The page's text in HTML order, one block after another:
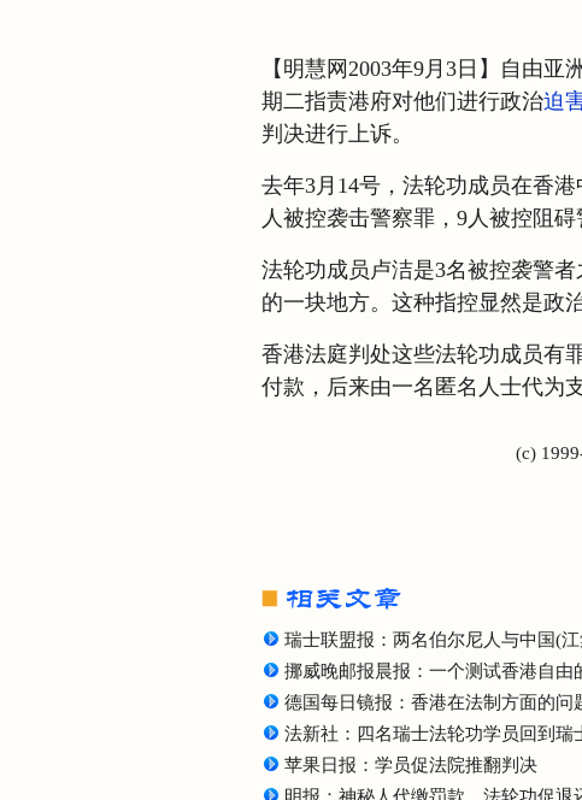
【明慧网2003年9月3日】自由
期二指责港府对他们进行政治迫
判决进行上诉。
去年3月14号，法轮功成员在香
人被控袭击警察罪，9人被控阻碍
法轮功成员卢洁是3名被控袭警
的一块地方。这种指控显然是政
香港法庭判处这些法轮功成员有
付款，后来由一名匿名人士代为支
(c)
瑞士联盟报：两名伯尔尼人与中国(江
挪威晚邮报晨报：一个测试香港自由
德国每日镜报：香港在法制方面的问
法新社：四名瑞士法轮功学员回到瑞
苹果日报：学员促法院推翻判决